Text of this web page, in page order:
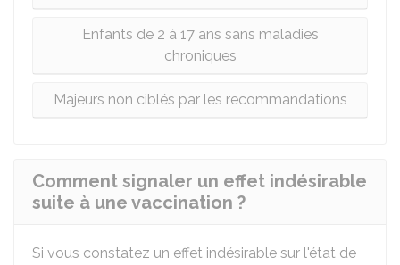
Enfants de 2 à 17 ans sans maladies
chroniques
Majeurs non ciblés par les recommandations
Comment signaler un effet indésirable
suite à une vaccination ?
Si vous constatez un effet indésirable sur l'état de